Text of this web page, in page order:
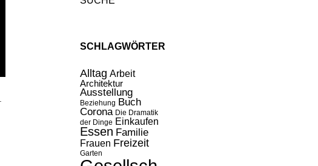
SCHLAGWÖRTER
Alltag Arbeit
Architektur
Ausstellung
Beziehung Buch
Corona Die Dramatik
der Dinge Einkaufen
Essen Familie
Frauen Freizeit
Garten